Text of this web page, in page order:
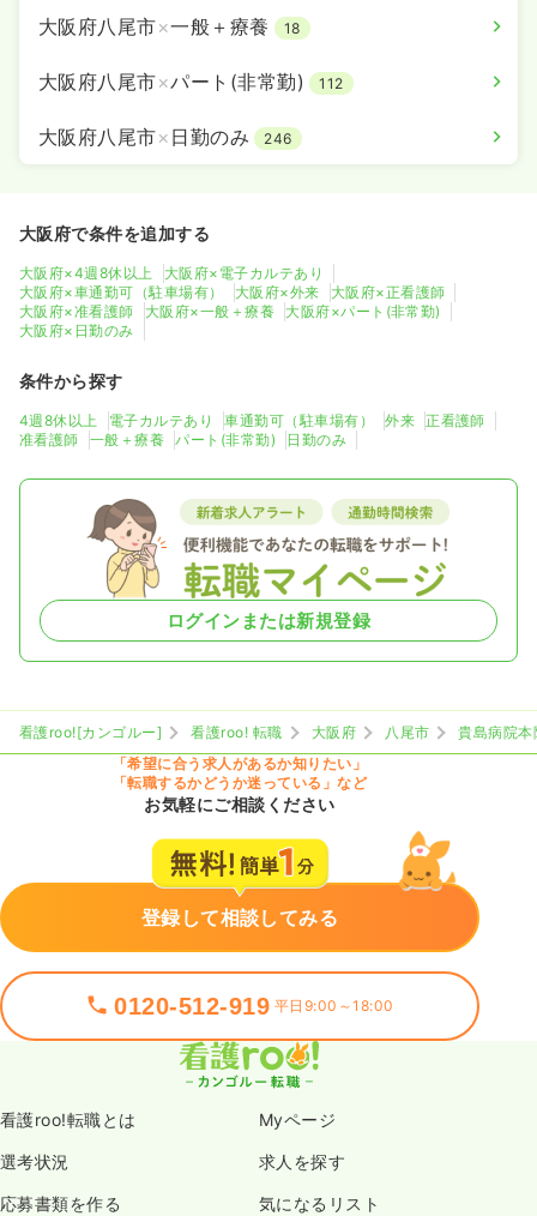
大阪府八尾市×一般＋療養 18
大阪府八尾市×パート(非常勤) 112
大阪府八尾市× 日勤のみ 246
大阪府で条件を追加する
大阪府×4週8休以上
大阪府×電子カルテあり
大阪府×車通勤可（駐車場有）
大阪府×外来
大阪府×正看護師
大阪府×准看護師
大阪府×一般＋療養
大阪府×パート(非常勤)
大阪府×日勤のみ
条件から探す
4週8休以上 電子カルテあり 車通勤可（駐車場有） 外来
正看護師
准看護師
一般＋療養 パート(非常勤) 日勤のみ
ログインまたは新規登録
看護roo![カンゴルー] 看護roo! 転職 大阪府 八尾市
貴島病院本
「希望に合う求人があるか知りたい」
「転職するかどうか迷っている」など
お気軽にご相談ください
登録して相談してみる
0120-512-919 平日9:00～18:00
看護roo!転職とは Myページ
選考状況 求人を探す
応募書類を作る 気になるリスト